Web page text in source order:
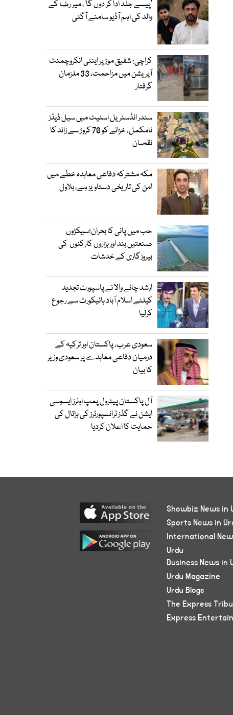
’پیسے جلد ادا کر دوں گا‘، میر رضا کے
والد کی اہم آڈیو سامنے آگئی
کراچی: شفیق موڑ پر اینٹی انکروچمنٹ
آپریشن میں مزاحمت، 33 ملزمان
گرفتار
سندر انڈسٹریل اسٹیٹ میں سیل ڈیڈز
نامکمل، خزانے کو 70 کروڑ سے زائد کا
نقصان
مکہ مشترکہ دفاعی معاہدہ خطے میں
امن کی تاریخی دستاویز ہے، بلاول
حب میں پانی کا بحران؛سیکڑوں
صنعتیں بند اور ہزاروں کارکنوں کی
بیروزگاری کے خدشات
ارشد چائے والا نے پاسپورٹ تجدید
کیلئے اسلام آباد ہائیکورٹ سے رجوع
کرلیا
سعودی عرب، پاکستان اور ترکیہ کے
درمیان دفاعی معاہدے پر سعودی وزیر
کا بیان
آل پاکستان پیٹرول پمپ اونرز ایسوسی
ایشن نے گڈز ٹرانسپورٹرز کی ہڑتال کی
حمایت کا اعلان کردیا
Showbiz News in
Sports News in
International
Urdu
Business News in
Urdu Magazine
Urdu Blogs
The Express
Express